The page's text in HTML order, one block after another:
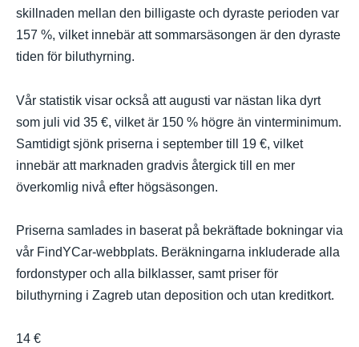
skillnaden mellan den billigaste och dyraste perioden var
157 %, vilket innebär att sommarsäsongen är den dyraste
tiden för biluthyrning.
Vår statistik visar också att augusti var nästan lika dyrt
som juli vid 35 €, vilket är 150 % högre än vinterminimum.
Samtidigt sjönk priserna i september till 19 €, vilket
innebär att marknaden gradvis återgick till en mer
överkomlig nivå efter högsäsongen.
Priserna samlades in baserat på bekräftade bokningar via
vår FindYCar-webbplats. Beräkningarna inkluderade alla
fordonstyper och alla bilklasser, samt priser för
biluthyrning i Zagreb utan deposition och utan kreditkort.
14 €